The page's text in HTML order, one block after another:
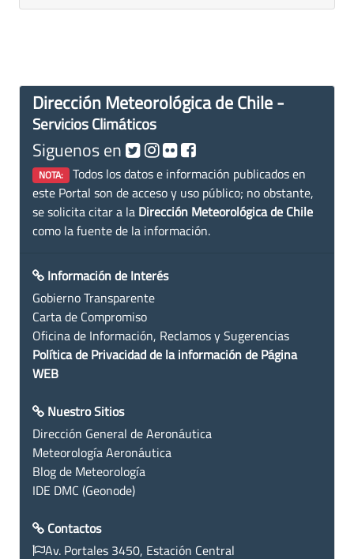
Dirección Meteorológica de Chile -
Servicios Climáticos
Siguenos en
NOTA: Todos los datos e información publicados en
este Portal son de acceso y uso público; no obstante,
se solicita citar a la Dirección Meteorológica de Chile
como la fuente de la información.
Información de Interés
Gobierno Transparente
Carta de Compromiso
Oficina de Información, Reclamos y Sugerencias
Política de Privacidad de la información de Página
WEB
Nuestro Sitios
Dirección General de Aeronáutica
Meteorología Aeronáutica
Blog de Meteorología
IDE DMC (Geonode)
Contactos
Av. Portales 3450, Estación Central